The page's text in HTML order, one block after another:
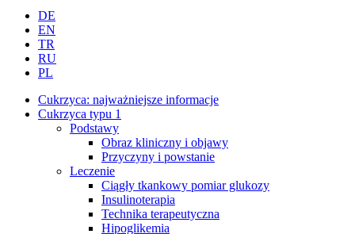
DE
EN
TR
RU
PL
Cukrzyca: najważniejsze informacje
Cukrzyca typu 1
Podstawy
Obraz kliniczny i objawy
Przyczyny i powstanie
Leczenie
Ciągły tkankowy pomiar glukozy
Insulinoterapia
Technika terapeutyczna
Hipoglikemia